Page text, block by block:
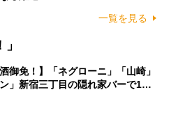
一覧を見る
御免！】「ネグローニ」「山崎」
ン」新宿三丁目の隠れ家バーで1…